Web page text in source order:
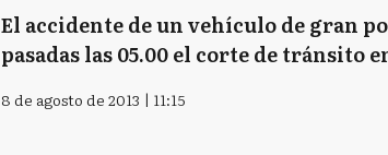
El accidente de un vehículo de gran
pasadas las 05.00 el corte de tránsito
8 de agosto de 2013 | 11:15